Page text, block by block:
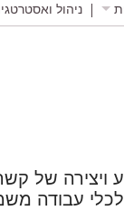
ניהול
ויצירה של
עבודה